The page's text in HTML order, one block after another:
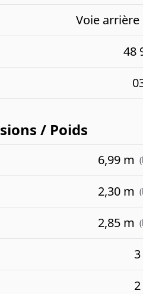
Voie
48
/ Poids
6,99 m
2,30 m
2,85 m